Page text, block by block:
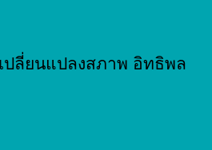
ปลี่ยนแปลงสภาพ อิทธิพล